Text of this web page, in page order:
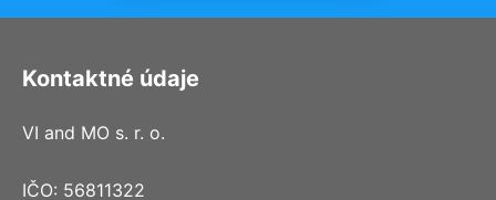
Kontaktné údaje
VI and MO s. r. o.
IČO: 56811322